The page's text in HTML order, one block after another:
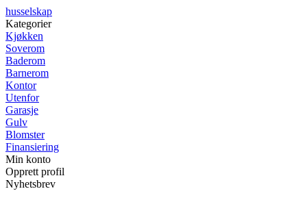
husselskap
Kategorier
Kjøkken
Soverom
Baderom
Barnerom
Kontor
Utenfor
Garasje
Gulv
Blomster
Finansiering
Min konto
Opprett profil
Nyhetsbrev